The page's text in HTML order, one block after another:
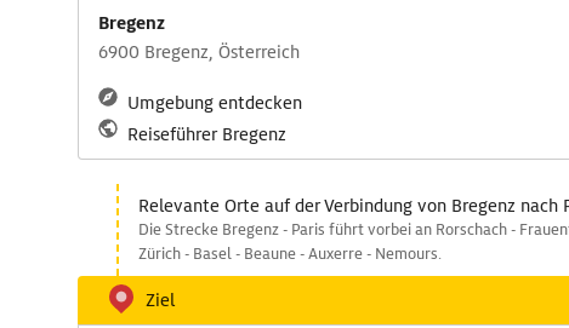
Bregenz
6900 Bregenz, Österreich
Umgebung entdecken
Reiseführer Bregenz
Relevante Orte auf der Verbindung von Bregenz nach
Die Strecke Bregenz - Paris führt vorbei an Rorschach -
Zürich - Basel - Beaune - Auxerre - Nemours.
Ziel